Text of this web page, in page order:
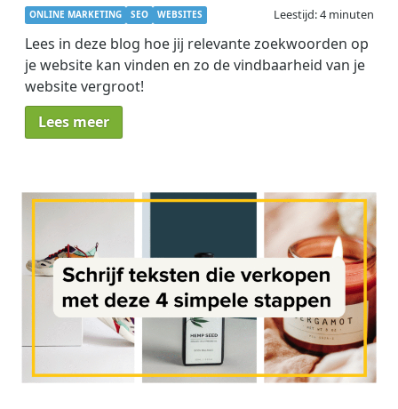
ONLINE MARKETING SEO WEBSITES Leestijd: 4 minuten
Lees in deze blog hoe jij relevante zoekwoorden op
je website kan vinden en zo de vindbaarheid van je
website vergroot!
Lees meer